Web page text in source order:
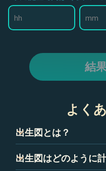
結
よく
出生図とは？
出生図は、ネイタルチャー
なたが生まれた瞬間の空の
出生図はどのように